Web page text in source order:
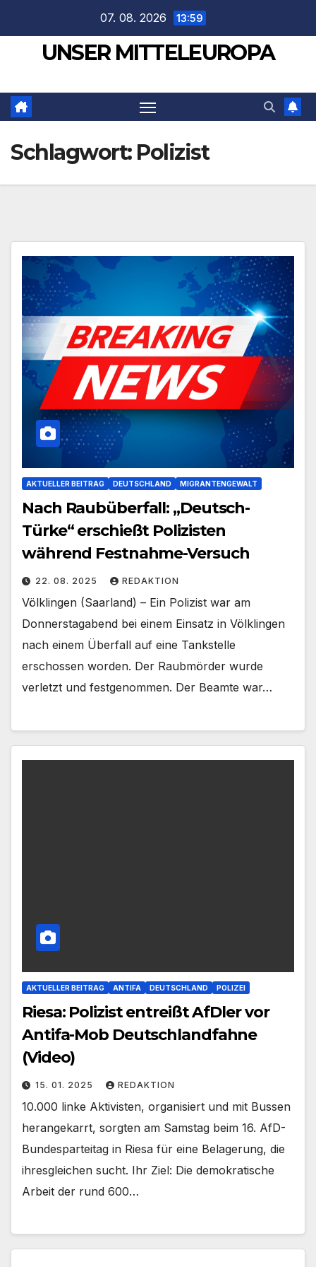
springen
07. 08. 2026 13:59
UNSER MITTELEUROPA
Schlagwort: Polizist
AKTUELLER BEITRAG DEUTSCHLAND MIGRANTENGEWALT
Nach Raubüberfall: „Deutsch-
Türke“ erschießt Polizisten
während Festnahme-Versuch
22. 08. 2025 REDAKTION
Völklingen (Saarland) – Ein Polizist war am
Donnerstagabend bei einem Einsatz in Völklingen
nach einem Überfall auf eine Tankstelle
erschossen worden. Der Raubmörder wurde
verletzt und festgenommen. Der Beamte war…
AKTUELLER BEITRAG ANTIFA DEUTSCHLAND POLIZEI
Riesa: Polizist entreißt AfDler vor
Antifa-Mob Deutschlandfahne
(Video)
15. 01. 2025 REDAKTION
10.000 linke Aktivisten, organisiert und mit Bussen
herangekarrt, sorgten am Samstag beim 16. AfD-
Bundesparteitag in Riesa für eine Belagerung, die
ihresgleichen sucht. Ihr Ziel: Die demokratische
Arbeit der rund 600…